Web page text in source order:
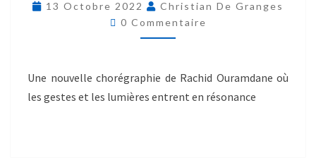
13 Octobre 2022
Christian De Granges
0 Commentaire
Une nouvelle chorégraphie de Rachid Ouramdane où
les gestes et les lumières entrent en résonance